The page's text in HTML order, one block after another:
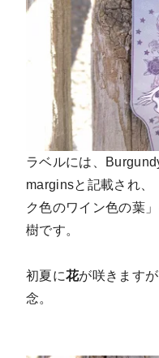
ラベルには、
marginsと記載され、
ク色のワイン色の葉
樹です。
初夏に花が咲きますが
念。